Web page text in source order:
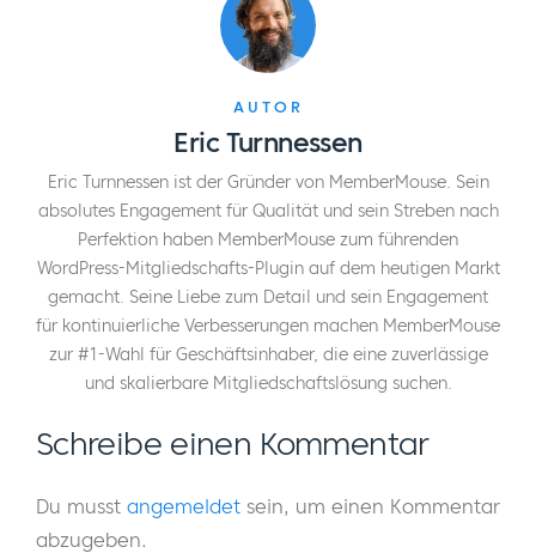
AUTOR
Eric Turnnessen
Eric Turnnessen ist der Gründer von MemberMouse. Sein
absolutes Engagement für Qualität und sein Streben nach
Perfektion haben MemberMouse zum führenden
WordPress-Mitgliedschafts-Plugin auf dem heutigen Markt
gemacht. Seine Liebe zum Detail und sein Engagement
für kontinuierliche Verbesserungen machen MemberMouse
zur #1-Wahl für Geschäftsinhaber, die eine zuverlässige
und skalierbare Mitgliedschaftslösung suchen.
Schreibe einen Kommentar
Du musst angemeldet sein, um einen Kommentar
abzugeben.